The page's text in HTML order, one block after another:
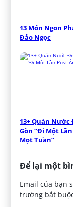
13 Món Ngon
Đảo Ngọc
13+ Quán Nước
Gòn “Đi Một
Một Tuần”
Để lại một
Email của bạn
trường bắt